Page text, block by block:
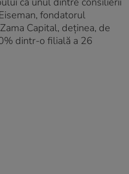
fondatorul
Capital, deținea, de
dintr-o filială a 26